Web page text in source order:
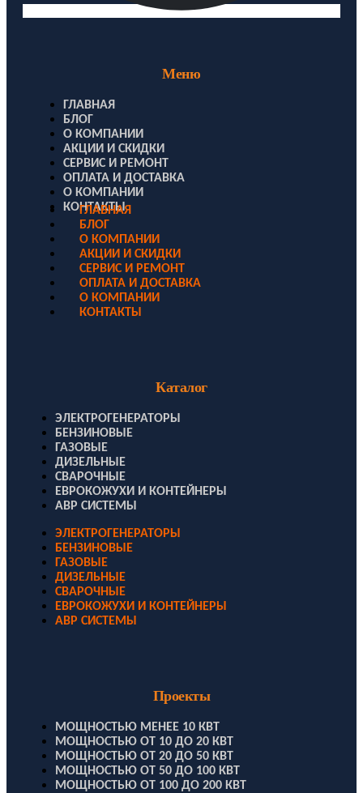
Меню
ГЛАВНАЯ
БЛОГ
О КОМПАНИИ
АКЦИИ И СКИДКИ
СЕРВИС И РЕМОНТ
ОПЛАТА И ДОСТАВКА
О КОМПАНИИ
КОНТАКТЫ
ГЛАВНАЯ
БЛОГ
О КОМПАНИИ
АКЦИИ И СКИДКИ
СЕРВИС И РЕМОНТ
ОПЛАТА И ДОСТАВКА
О КОМПАНИИ
КОНТАКТЫ
Каталог
ЭЛЕКТРОГЕНЕРАТОРЫ
БЕНЗИНОВЫЕ
ГАЗОВЫЕ
ДИЗЕЛЬНЫЕ
СВАРОЧНЫЕ
ЕВРОКОЖУХИ И КОНТЕЙНЕРЫ
АВР СИСТЕМЫ
ЭЛЕКТРОГЕНЕРАТОРЫ
БЕНЗИНОВЫЕ
ГАЗОВЫЕ
ДИЗЕЛЬНЫЕ
СВАРОЧНЫЕ
ЕВРОКОЖУХИ И КОНТЕЙНЕРЫ
АВР СИСТЕМЫ
Проекты
МОЩНОСТЬЮ МЕНЕЕ 10 КВТ
МОЩНОСТЬЮ ОТ 10 ДО 20 КВТ
МОЩНОСТЬЮ ОТ 20 ДО 50 КВТ
МОЩНОСТЬЮ ОТ 50 ДО 100 КВТ
МОЩНОСТЬЮ ОТ 100 ДО 200 КВТ